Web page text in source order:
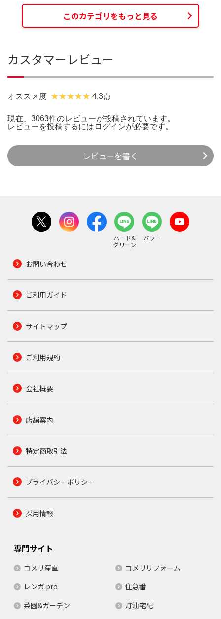
このカテゴリをもっと見る
カスタマーレビュー
オススメ度 4.3点
現在、3063件のレビューが投稿されています。
レビューを投稿するには ログインが必要です。
レビューを書く
ハード&
グリーン
パワー
お問い合わせ
ご利用ガイド
サイトマップ
ご利用規約
会社概要
店舗案内
特定商取引法
プライバシーポリシー
採用情報
専門サイト
コメリ産直
コメリリフォーム
レンガ.pro
住急番
菜園&ガーデン
灯油宅配